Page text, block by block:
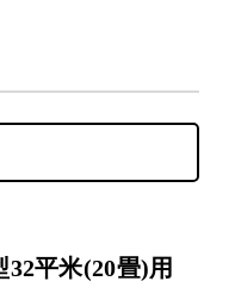
32平米(20畳)用